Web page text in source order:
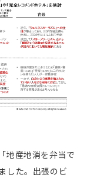
地産地消を弁当で
した。出張のビ